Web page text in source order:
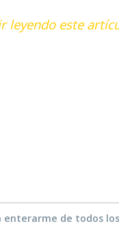
leyendo este
enterarme de todos